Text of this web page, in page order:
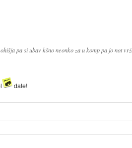
pa si ubav kšno neonko za u komp pa jo not
date!